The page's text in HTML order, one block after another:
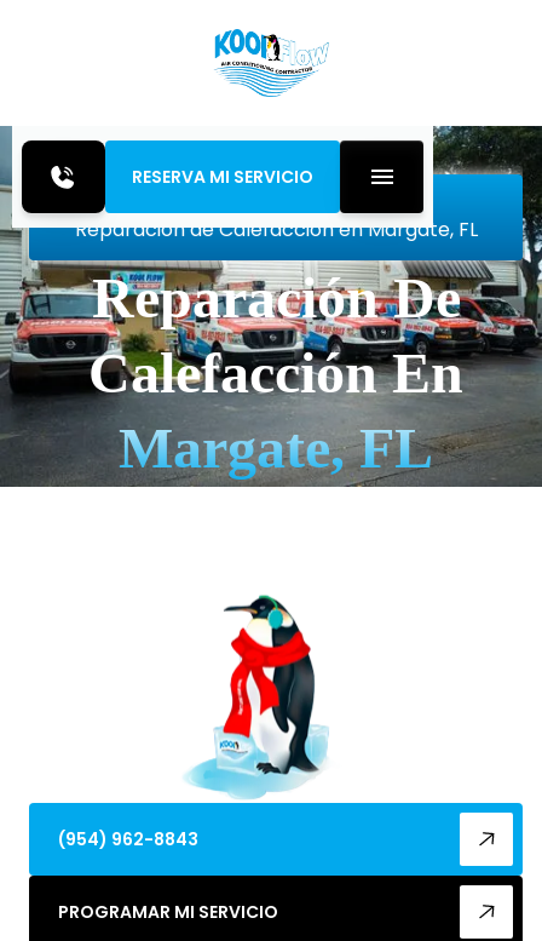
RESERVA MI SERVICIO
Reparación de Calefacción en Margate, FL
Reparación De
Calefacción En
Margate, FL
(954) 962-8843
PROGRAMAR MI SERVICIO